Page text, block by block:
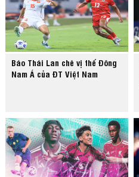
Báo Thái Lan chê vị thế Đông
Nam Á của ĐT Việt Nam